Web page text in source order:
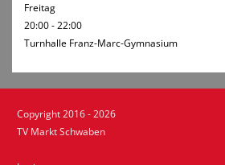
Freitag
20:00 - 22:00
Turnhalle Franz-Marc-Gymnasium
Copyright 2016 - 2026
TV Markt Schwaben